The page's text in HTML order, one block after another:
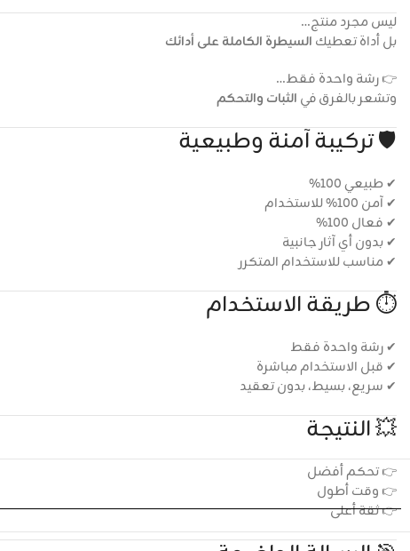
ليس مجرد منتج…
بل أداة تعطيك السيطرة الكاملة على أدائك
👉 رشة واحدة فقط…
وتشعر بالفرق في الثبات والتحكم
🛡️ تركيبة آمنة وطبيعية
✔ طبيعي 100%
✔ آمن 100% للاستخدام
✔ فعال 100%
✔ بدون أي آثار جانبية
✔ مناسب للاستخدام المتكرر
⏱️ طريقة الاستخدام
✔ رشة واحدة فقط
✔ قبل الاستخدام مباشرة
✔ سريع، بسيط، بدون تعقيد
💥 النتيجة
👉 تحكم أفضل
👉 وقت أطول
👉 ثقة أعلى